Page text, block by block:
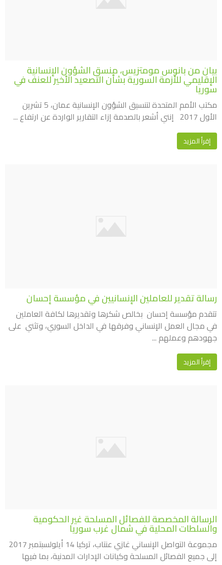
بيان من بانوس مومتزيس، منسق الشؤون الإنسانية
الإقليمي للأزمة السورية بشأن التصعيد الأخير للعنف في
سوريا
مكتب الأمم المتحدة لتنسيق الشؤون الإنسانية عمان، 5 تشرين
الأول 2017 إنني أشعر بالصدمة إزاء التقارير الواردة عن ارتفاع ...
إقرأ المزيد
رسالة تقدير للعاملين الإنسانيين في مؤسسة إحسان
تتقدم مؤسسة إحسان بخالص شكرها وتقديرها لكافة العاملين
في مجال العمل الإنساني وفرقها في الداخل السوري، وتثني على
جهودهم وعملهم ...
إقرأ المزيد
الرسالة المخصصة للفصائل المسلحة غير الحكومية
والسلطات المحلية في شمال غرب سوريا
مجموعة التواصل الإنساني غازي عنتاب، تركيا 14 أيلولسبتمبر 2017
إلى جميع الفصائل المسلحة وكيانات الإدارات المدنية، بما فيها